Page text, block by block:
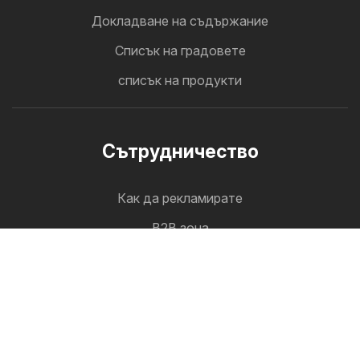
Докладване на съдържание
Cписък на градовете
списък на продукти
Cътрудничество
Как да рекламирате
B2B зона